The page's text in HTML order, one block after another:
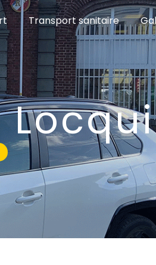
Transport sanitaire